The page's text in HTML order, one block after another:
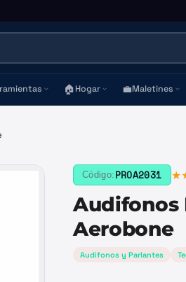
🏠Hogar 💼Maletines
Código: PROA2031
Aerobone
Audifonos y Parlantes